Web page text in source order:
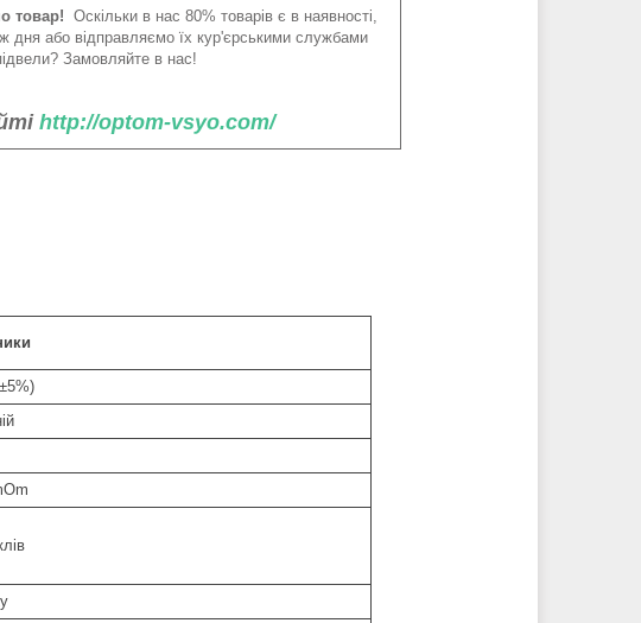
товар! Оскільки в нас 80% товарів є в наявності,
дня або відправляємо їх кур'єрськими службами
Замовляйте в нас!
http://optom-vsyo.com/